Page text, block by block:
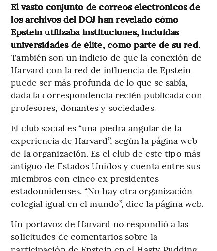
El vasto conjunto de correos electrónicos de
los archivos del DOJ han revelado cómo
Epstein utilizaba instituciones, incluidas
universidades de élite, como parte de su red.
También son un indicio de que la conexión de
Harvard con la red de influencia de Epstein
puede ser más profunda de lo que se sabía,
dada la correspondencia recién publicada con
profesores, donantes y sociedades.
El club social es “una piedra angular de la
experiencia de Harvard”, según la página web
de la organización. Es el club de este tipo más
antiguo de Estados Unidos y cuenta entre sus
miembros con cinco ex presidentes
estadounidenses. “No hay otra organización
colegial igual en el mundo”, dice la página web.
Un portavoz de Harvard no respondió a las
solicitudes de comentarios sobre la